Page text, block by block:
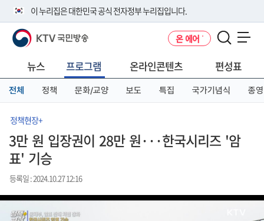
이 누리집은 대한민국 공식 전자정부 누리집입니다.
공식 누리집 주소 확인하기
니다.
이밖에 or.kr 또는 .kr등 다른 도메인 주소를 사용하고 있다면 아래 URL에
서 도메인 주소를 확인해 보세요
KTV 국민방송 온 에어
뉴스 프로그램 온라인콘텐츠 편성표
전체 정책 문화/교양 보도 특집 국가기념식 종영
정책현장+
3만 원 입장권이 28만 원···한국시리즈 '암
표' 기승
등록일 : 2024.10.27 12:16